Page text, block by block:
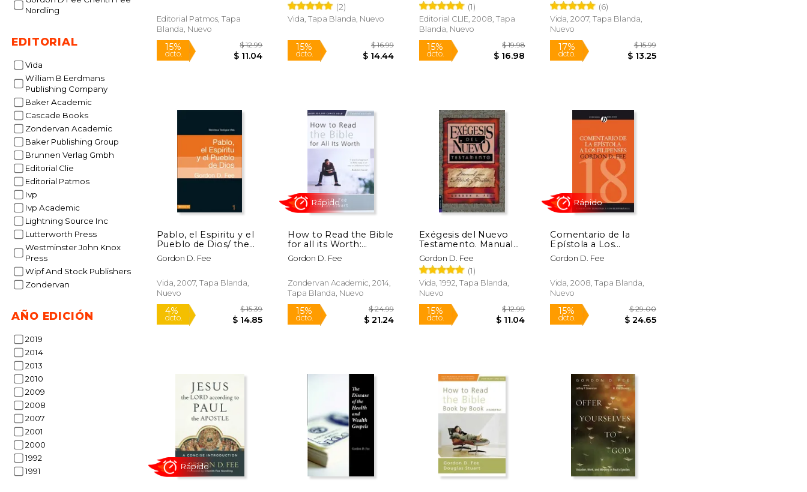
Nordling
EDITORIAL
Vida
William B Eerdmans
Publishing Company
Baker Academic
Cascade Books
Zondervan Academic
Baker Publishing Group
Brunnen Verlag Gmbh
Editorial Clie
Editorial Patmos
Ivp
Ivp Academic
Lightning Source Inc
Lutterworth Press
Westminster John Knox
Press
Wipf And Stock Publishers
Zondervan
AÑO EDICIÓN
2019
2014
2013
2010
2009
2008
2007
2001
2000
1992
1991
Editorial Patmos, Tapa
Blanda, Nuevo
15%
(2)
Vida, Tapa Blanda, Nuevo
15%
dcto.
Contemporanea:
Estudios Biblicos)
(1)
Editorial CLIE, 2008, Tapa
Blanda, Nuevo
15%
dcto.
$ 19.98
$ 16.98
(6)
Vida, 2007, Tapa Blanda,
Nuevo
17%
dcto.
Pablo, el Espiritu y el
Pueblo de Dios/ the
Holy Spirit in the
Letters of Paul
Gordon D. Fee
Vida, 2007, Tapa Blanda,
Nuevo
4%
dcto.
How to Read the Bible
for all its Worth:
Fourth Edition (en
Inglés)
Gordon D. Fee
Zondervan Academic, 2014,
Tapa Blanda, Nuevo
dcto.
Rápido
Exégesis del Nuevo
Testamento. Manual
para estudiantes y
pastores
Gordon D. Fee
(1)
Vida, 1992, Tapa Blanda,
Nuevo
15%
dcto.
$ 12.99
$ 11.04
Comentario de la
Epístola a Los
Filipenses
Gordon D. Fee
Vida, 2008, Tapa Blanda,
Nuevo
15%
dcto.
Rápido